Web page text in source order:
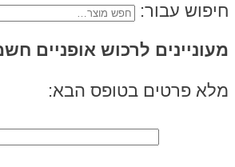
חיפוש עבור:
מעוניינים לרכוש אופניים
מלא פרטים בטופס הבא: